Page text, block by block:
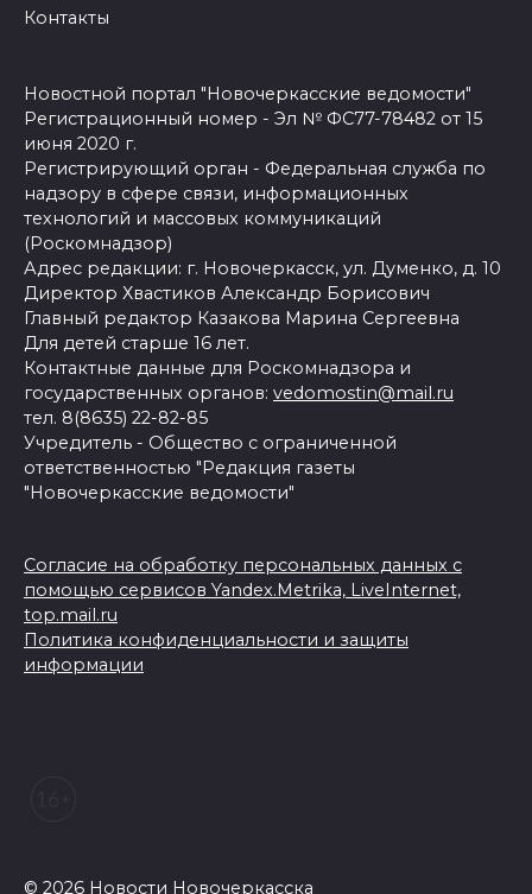
Контакты
Новостной портал "Новочеркасские ведомости"
Регистрационный номер - Эл № ФС77-78482 от 15
июня 2020 г.
Регистрирующий орган - Федеральная служба по
надзору в сфере связи, информационных
технологий и массовых коммуникаций
(Роскомнадзор)
Адрес редакции: г. Новочеркасск, ул. Думенко, д. 10
Директор Хвастиков Александр Борисович
Главный редактор Казакова Марина Сергеевна
Для детей старше 16 лет.
Контактные данные для Роскомнадзора и
государственных органов: vedomostin@mail.ru
тел. 8(8635) 22-82-85
Учредитель - Общество с ограниченной
ответственностью "Редакция газеты
"Новочеркасские ведомости"
Согласие на обработку персональных данных с
помощью сервисов Yandex.Metrika, LiveInternet,
top.mail.ru
Политика конфиденциальности и защиты
информации
© 2026 Новости Новочеркасска